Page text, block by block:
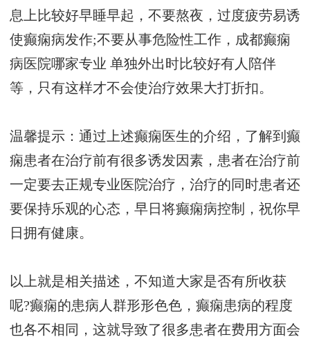
息上比较好早睡早起，不要熬夜，过度疲劳易诱
使癫痫病发作;不要从事危险性工作， 成都癫痫
病医院哪家专业 单独外出时比较好有人陪伴
等，只有这样才不会使治疗效果大打折扣。
温馨提示：通过上述癫痫医生的介绍，了解到癫
痫患者在治疗前有很多诱发因素，患者在治疗前
一定要去正规专业医院治疗，治疗的同时患者还
要保持乐观的心态，早日将癫痫病控制，祝你早
日拥有健康。
以上就是相关描述，不知道大家是否有所收获
呢?癫痫的患病人群形形色色，癫痫患病的程度
也各不相同，这就导致了很多患者在费用方面会